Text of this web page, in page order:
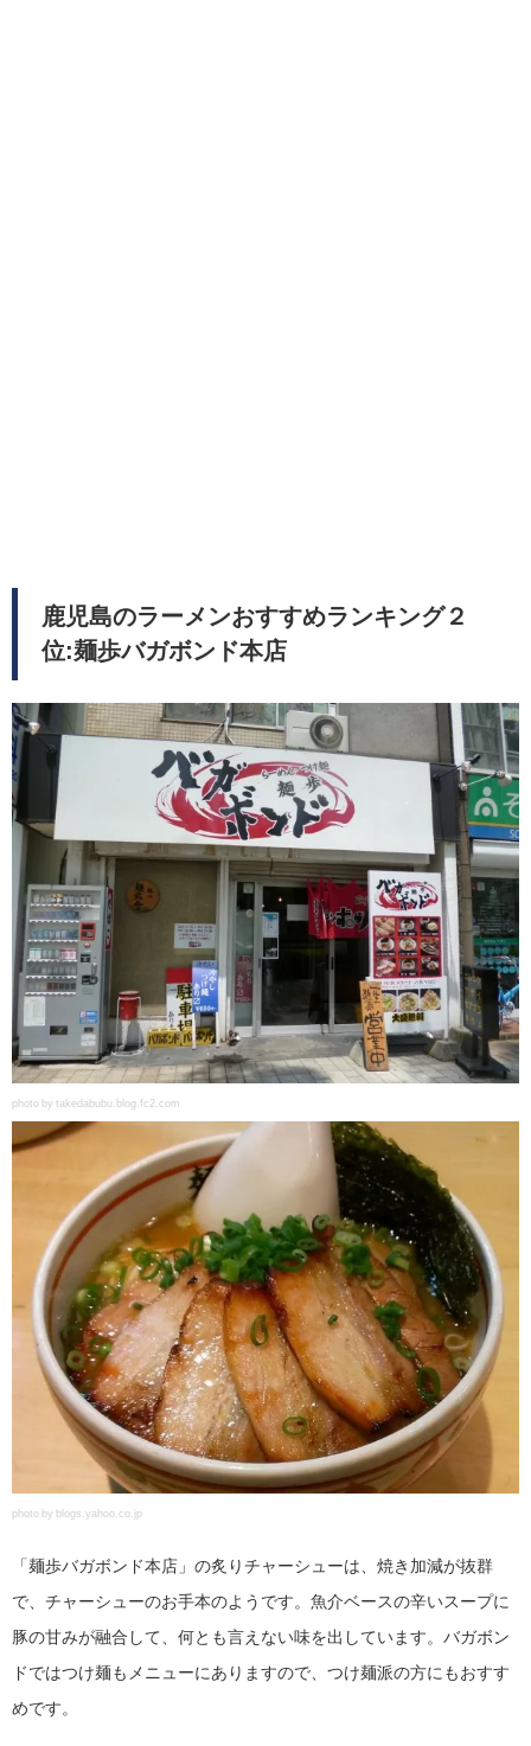
鹿児島のラーメンおすすめランキング２
位:麺歩バガボンド本店
photo by takedabubu.blog.fc2.com
photo by blogs.yahoo.co.jp
「麺歩バガボンド本店」の炙りチャーシューは、焼き加減が抜群
で、チャーシューのお手本のようです。魚介ベースの辛いスープに
豚の甘みが融合して、何とも言えない味を出しています。バガボン
ドではつけ麺もメニューにありますので、つけ麺派の方にもおすす
めです。